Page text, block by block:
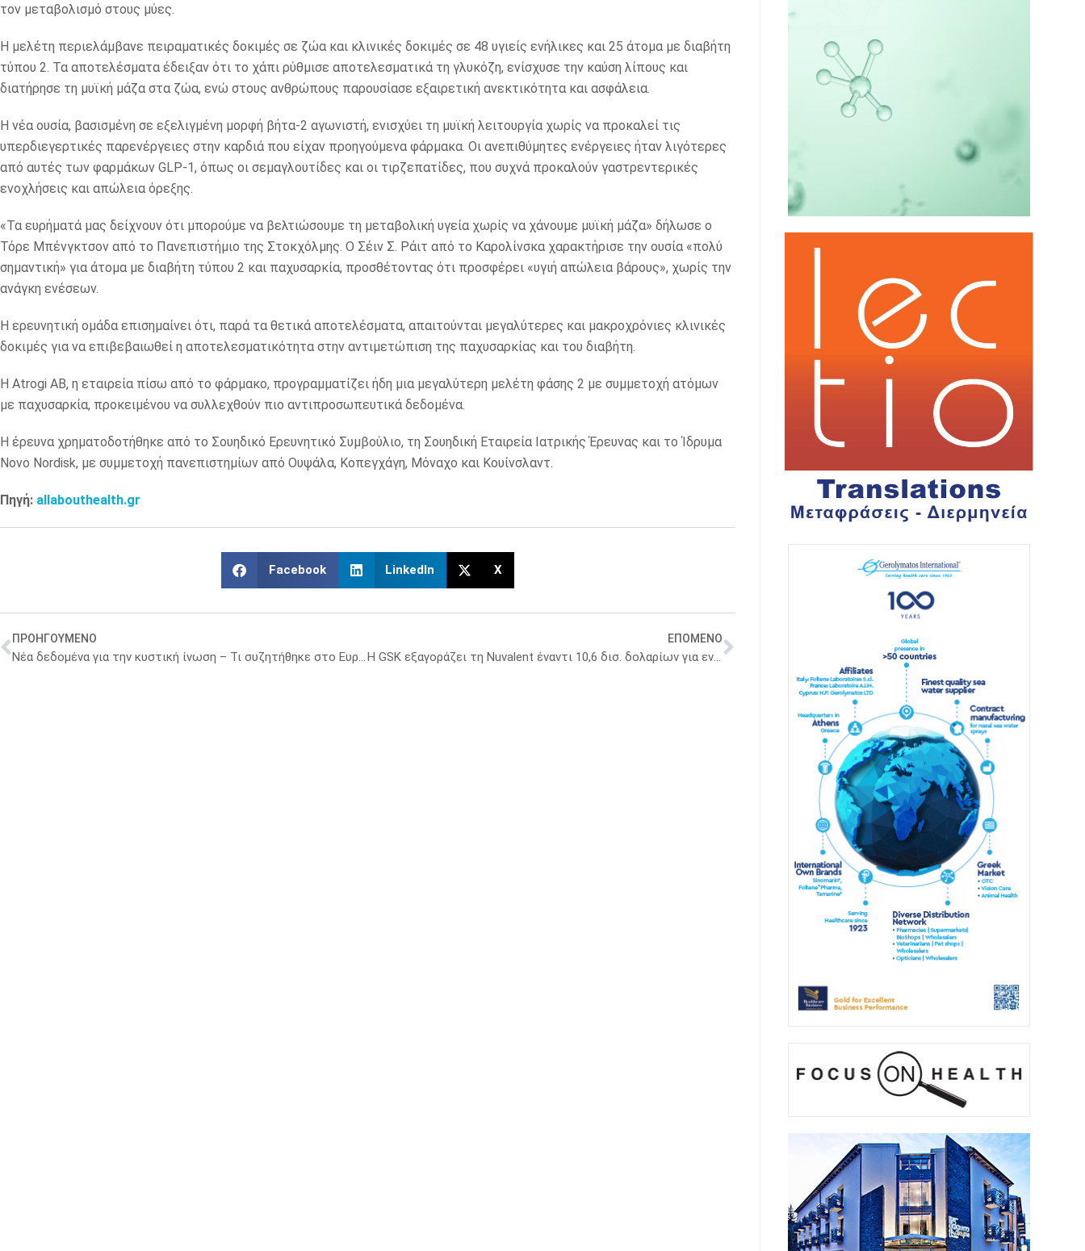
τον μεταβολισμό στους μύες.
Η μελέτη περιελάμβανε πειραματικές δοκιμές σε ζώα και κλινικές δοκιμές σε 48 υγιείς ενήλικες και 25 άτομα με διαβήτη
τύπου 2. Τα αποτελέσματα έδειξαν ότι το χάπι ρύθμισε αποτελεσματικά τη γλυκόζη, ενίσχυσε την καύση λίπους και
διατήρησε τη μυϊκή μάζα στα ζώα, ενώ στους ανθρώπους παρουσίασε εξαιρετική ανεκτικότητα και ασφάλεια.
Η νέα ουσία, βασισμένη σε εξελιγμένη μορφή βήτα-2 αγωνιστή, ενισχύει τη μυϊκή λειτουργία χωρίς να προκαλεί τις
υπερδιεγερτικές παρενέργειες στην καρδιά που είχαν προηγούμενα φάρμακα. Οι ανεπιθύμητες ενέργειες ήταν λιγότερες
από αυτές των φαρμάκων GLP-1, όπως οι σεμαγλουτίδες και οι τιρζεπατίδες, που συχνά προκαλούν γαστρεντερικές
ενοχλήσεις και απώλεια όρεξης.
«Τα ευρήματά μας δείχνουν ότι μπορούμε να βελτιώσουμε τη μεταβολική υγεία χωρίς να χάνουμε μυϊκή μάζα» δήλωσε ο
Τόρε Μπένγκτσον από το Πανεπιστήμιο της Στοκχόλμης. Ο Σέιν Σ. Ράιτ από το Καρολίνσκα χαρακτήρισε την ουσία «πολύ
σημαντική» για άτομα με διαβήτη τύπου 2 και παχυσαρκία, προσθέτοντας ότι προσφέρει «υγιή απώλεια βάρους», χωρίς την
ανάγκη ενέσεων.
Η ερευνητική ομάδα επισημαίνει ότι, παρά τα θετικά αποτελέσματα, απαιτούνται μεγαλύτερες και μακροχρόνιες κλινικές
δοκιμές για να επιβεβαιωθεί η αποτελεσματικότητα στην αντιμετώπιση της παχυσαρκίας και του διαβήτη.
Η Atrogi AB, η εταιρεία πίσω από το φάρμακο, προγραμματίζει ήδη μια μεγαλύτερη μελέτη φάσης 2 με συμμετοχή ατόμων
με παχυσαρκία, προκειμένου να συλλεχθούν πιο αντιπροσωπευτικά δεδομένα.
Η έρευνα χρηματοδοτήθηκε από το Σουηδικό Ερευνητικό Συμβούλιο, τη Σουηδική Εταιρεία Ιατρικής Έρευνας και το Ίδρυμα
Novo Nordisk, με συμμετοχή πανεπιστημίων από Ουψάλα, Κοπεγχάγη, Μόναχο και Κουίνσλαντ.
Πηγή: allabouthealth.gr
Facebook LinkedIn X
ΠΡΟΗΓΟΥΜΕΝΟ ΕΠΟΜΕΝΟ
Η GSK εξαγοράζει τη Nuvalent έναντι 10,6 δισ. δολαρίων για ενίσχυση της ογκολογίας